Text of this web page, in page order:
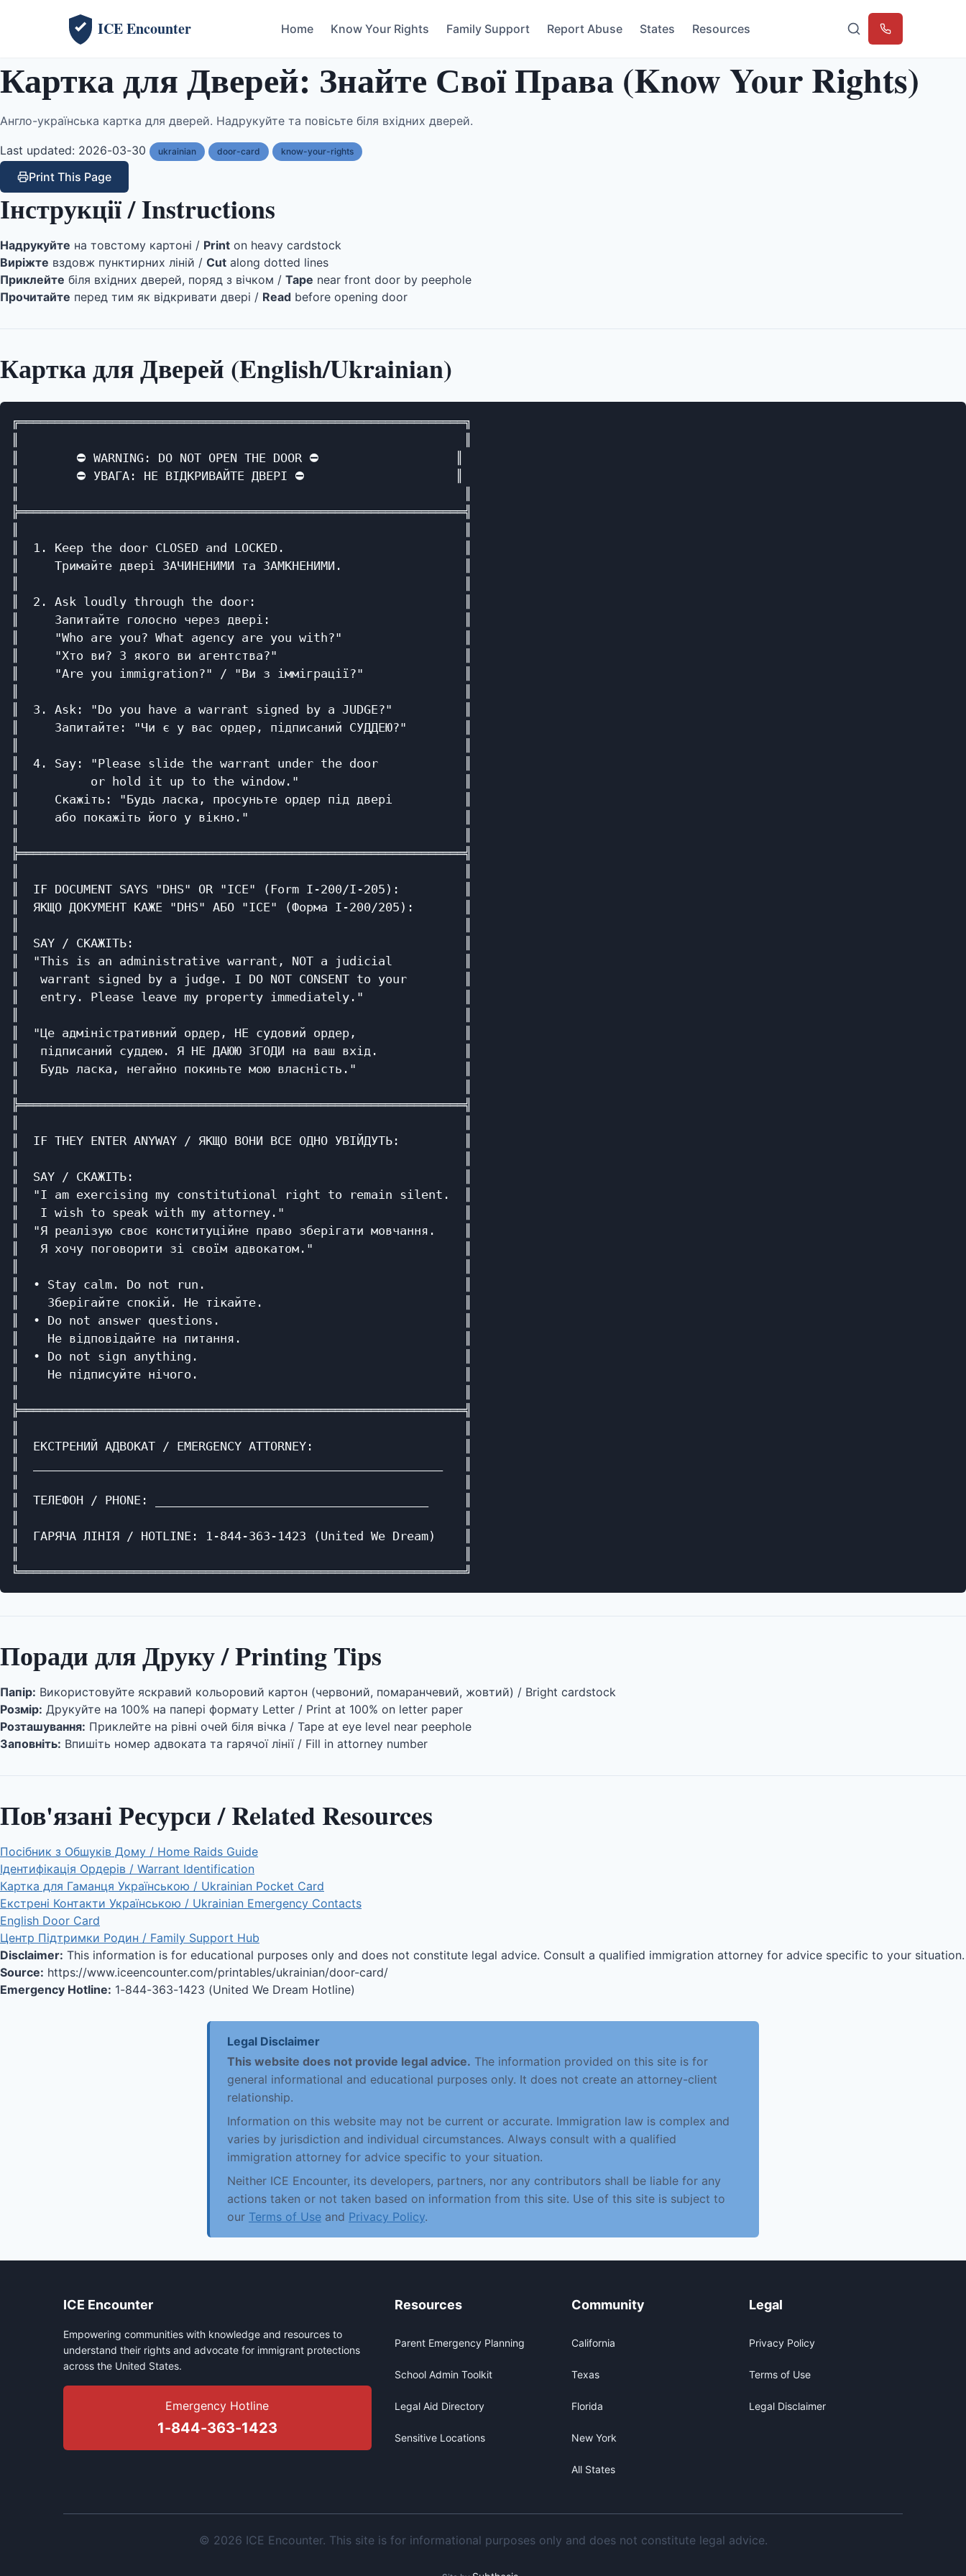
ICE Encounter Home Know Your Rights Family Support Report Abuse States Resources Emergency
Картка для Дверей: Знайте Свої Права (Know Your Rights)
Англо-українська картка для дверей. Надрукуйте та повісьте біля вхідних дверей.
Last updated: 2026-03-30 ukrainian door-card know-your-rights
Print This Page
Інструкції / Instructions
Надрукуйте на товстому картоні / Print on heavy cardstock
Виріжте вздовж пунктирних ліній / Cut along dotted lines
Приклейте біля вхідних дверей, поряд з вічком / Tape near front door by peephole
Прочитайте перед тим як відкривати двері / Read before opening door
Картка для Дверей (English/Ukrainian)
╔══════════════════════════════════════════════════════════════╗
║        ⛔ WARNING: DO NOT OPEN THE DOOR ⛔                   ║
║        ⛔ УВАГА: НЕ ВІДКРИВАЙТЕ ДВЕРІ ⛔                     ║
╠══════════════════════════════════════════════════════════════╣
║  1. Keep the door CLOSED and LOCKED.                         ║
║     Тримайте двері ЗАЧИНЕНИМИ та ЗАМКНЕНИМИ.                 ║
║  2. Ask loudly through the door:                             ║
║     Запитайте голосно через двері:                           ║
║     "Who are you? What agency are you with?"                 ║
║     "Хто ви? З якого ви агентства?"                          ║
║     "Are you immigration?" / "Ви з імміграції?"              ║
║  3. Ask: "Do you have a warrant signed by a JUDGE?"          ║
║     Запитайте: "Чи є у вас ордер, підписаний СУДДЕЮ?"        ║
║  4. Say: "Please slide the warrant under the door            ║
║          or hold it up to the window."                       ║
║     Скажіть: "Будь ласка, просуньте ордер під двері          ║
║     або покажіть його у вікно."                              ║
╠══════════════════════════════════════════════════════════════╣
║  IF DOCUMENT SAYS "DHS" OR "ICE" (Form I-200/I-205):         ║
║  ЯКЩО ДОКУМЕНТ КАЖЕ "DHS" АБО "ICE" (Форма I-200/205):       ║
║  SAY / СКАЖІТЬ:                                              ║
║  "This is an administrative warrant, NOT a judicial          ║
║   warrant signed by a judge. I DO NOT CONSENT to your        ║
║   entry. Please leave my property immediately."              ║
║  "Це адміністративний ордер, НЕ судовий ордер,               ║
║   підписаний суддею. Я НЕ ДАЮЮ ЗГОДИ на ваш вхід.            ║
║   Будь ласка, негайно покиньте мою власність."               ║
╠══════════════════════════════════════════════════════════════╣
║  IF THEY ENTER ANYWAY / ЯКЩО ВОНИ ВСЕ ОДНО УВІЙДУТЬ:         ║
║  SAY / СКАЖІТЬ:                                              ║
║  "I am exercising my constitutional right to remain silent.  ║
║   I wish to speak with my attorney."                         ║
║  "Я реалізую своє конституційне право зберігати мовчання.    ║
║   Я хочу поговорити зі своїм адвокатом."                     ║
║  • Stay calm. Do not run.                                    ║
║    Зберігайте спокій. Не тікайте.                            ║
║  • Do not answer questions.                                  ║
║    Не відповідайте на питання.                               ║
║  • Do not sign anything.                                     ║
║    Не підписуйте нічого.                                     ║
╠══════════════════════════════════════════════════════════════╣
║  ЕКСТРЕНИЙ АДВОКАТ / EMERGENCY ATTORNEY:                     ║
║  ТЕЛЕФОН / PHONE: ______________________________________     ║
║  ГАРЯЧА ЛІНІЯ / HOTLINE: 1-844-363-1423 (United We Dream)    ║
Поради для Друку / Printing Tips
Папір: Використовуйте яскравий кольоровий картон (червоний, помаранчевий, жовтий) / Bright cardstock
Розмір: Друкуйте на 100% на папері формату Letter / Print at 100% on letter paper
Розташування: Приклейте на рівні очей біля вічка / Tape at eye level near peephole
Заповніть: Впишіть номер адвоката та гарячої лінії / Fill in attorney number
Пов'язані Ресурси / Related Resources
Посібник з Обшуків Дому / Home Raids Guide
Ідентифікація Ордерів / Warrant Identification
Картка для Гаманця Українською / Ukrainian Pocket Card
Екстрені Контакти Українською / Ukrainian Emergency Contacts
English Door Card
Центр Підтримки Родин / Family Support Hub
Disclaimer: This information is for educational purposes only and does not constitute legal advice. Consult a qualified immigration attorney for advice specific to your situation.
Source: https://www.iceencounter.com/printables/ukrainian/door-card/
Emergency Hotline: 1-844-363-1423 (United We Dream Hotline)
Legal Disclaimer
This website does not provide legal advice. The information provided on this site is for
general informational and educational purposes only. It does not create an attorney-client
relationship.
Information on this website may not be current or accurate. Immigration law is complex and
varies by jurisdiction and individual circumstances. Always consult with a qualified
immigration attorney for advice specific to your situation.
Neither ICE Encounter, its developers, partners, nor any contributors shall be liable for any
actions taken or not taken based on information from this site. Use of this site is subject to
our Terms of Use and Privacy Policy.
ICE Encounter
Empowering communities with knowledge and resources to
understand their rights and advocate for immigrant protections
across the United States.
Emergency Hotline
1-844-363-1423
Resources
Parent Emergency Planning
School Admin Toolkit
Legal Aid Directory
Sensitive Locations
Community
California
Texas
Florida
New York
All States
Legal
Privacy Policy
Terms of Use
Legal Disclaimer
© 2026 ICE Encounter. This site is for informational purposes only and does not constitute legal advice.